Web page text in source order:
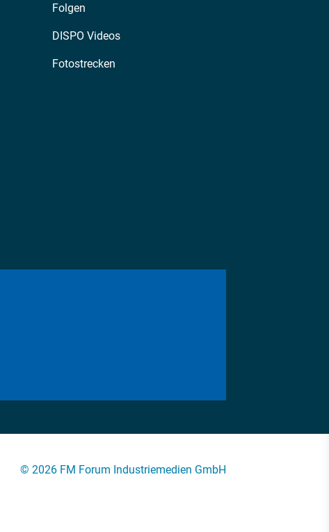
Folgen
DISPO Videos
Fotostrecken
© 2026 FM Forum Industriemedien GmbH